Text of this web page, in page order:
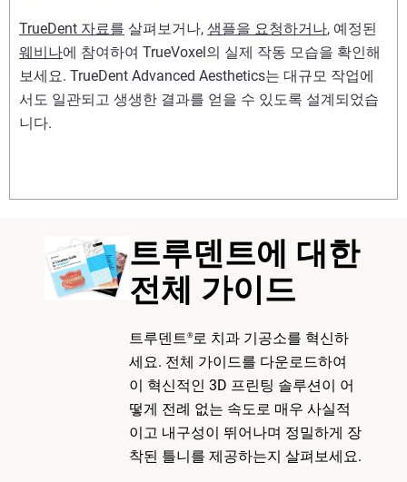
트루덴트에 대한
전체 가이드
트루덴트®로 치과 기공소를 혁신하
세요. 전체 가이드를 다운로드하여
이 혁신적인 3D 프린팅 솔루션이 어
떻게 전례 없는 속도로 매우 사실적
이고 내구성이 뛰어나며 정밀하게 장
착된 틀니를 제공하는지 살펴보세요.
TrueDent 자료를 살펴보거나, 샘플을 요청하거나, 예정된
웨비나에 참여하여 TrueVoxel의 실제 작동 모습을 확인해
보세요. TrueDent Advanced Aesthetics는 대규모 작업에
서도 일관되고 생생한 결과를 얻을 수 있도록 설계되었습
니다.